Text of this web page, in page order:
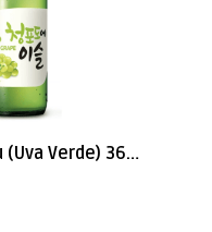
Caja Jinro Soju (Uva Verde) 360MLX20